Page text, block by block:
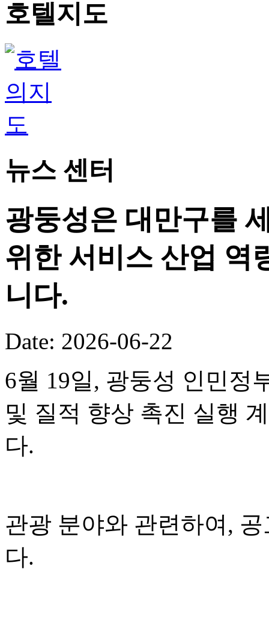
호텔지도
뉴스 센터
광둥성은 대만구를
위한 서비스 산업 역
니다.
Date: 2026-06-22
6월 19일, 광둥성 인민정
및 질적 향상 촉진 실행
다.
관광 분야와 관련하여,
다.